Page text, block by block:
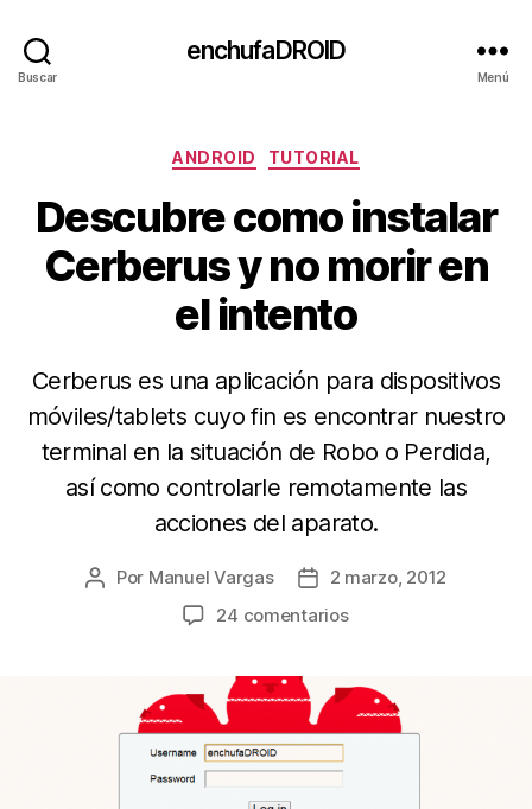
Buscar
enchufaDROID
Menú
Categorías
ANDROID TUTORIAL
Descubre como instalar
Cerberus y no morir en
el intento
Cerberus es una aplicación para dispositivos
móviles/tablets cuyo fin es encontrar nuestro
terminal en la situación de Robo o Perdida,
así como controlarle remotamente las
acciones del aparato.
Autor
Por Manuel Vargas
Fecha
de
2 marzo, 2012
24 comentariosen
instalar
Cerberus